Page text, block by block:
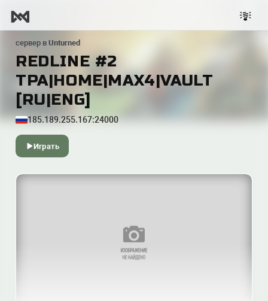
сервер в Unturned
REDLINE #2
TPA|HOME|MAX4|VAULT
[RU|ENG]
185.189.255.167:24000
Играть